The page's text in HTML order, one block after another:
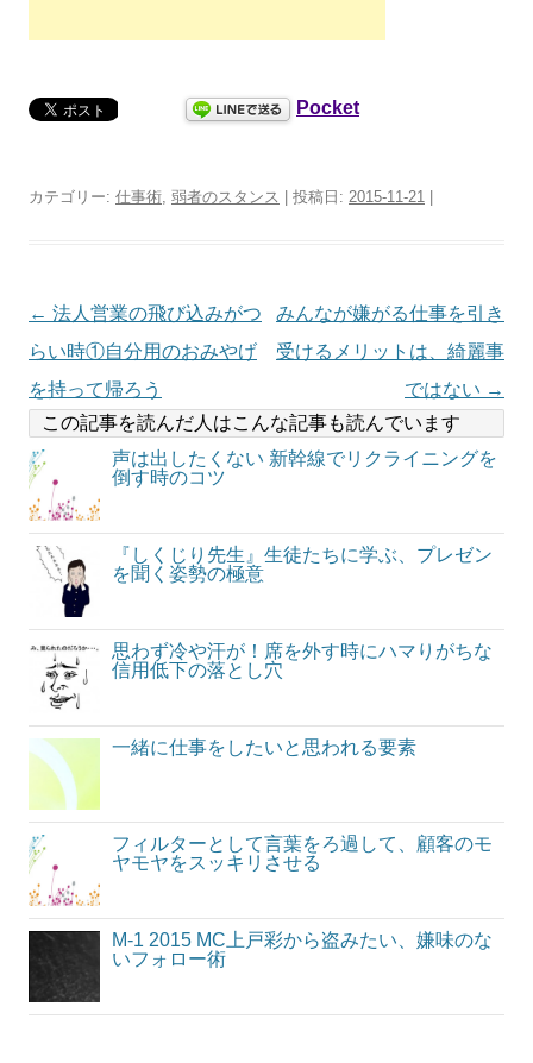
Pocket
カテゴリー: 仕事術 弱者のスタンス | 投稿日: 2015-11-21 |
投
稿
ナ
ビ
ゲ
ー
シ
← 法人営業の飛び込みがつ
らい時①自分用のおみやげ
を持って帰ろう
みんなが嫌がる仕事を引き
受けるメリットは、綺麗事
ではない →
この記事を読んだ人はこんな記事も読んでいます
声は出したくない 新幹線でリクライニングを
倒す時のコツ
『しくじり先生』生徒たちに学ぶ、プレゼン
を聞く姿勢の極意
思わず冷や汗が！席を外す時にハマりがちな
信用低下の落とし穴
一緒に仕事をしたいと思われる要素
フィルターとして言葉をろ過して、顧客のモ
ヤモヤをスッキリさせる
M-1 2015 MC上戸彩から盗みたい、嫌味のな
いフォロー術